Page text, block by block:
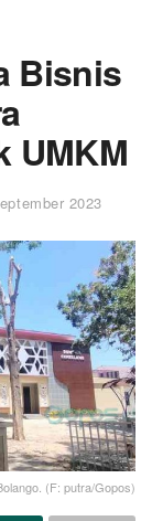
Bisnis
UMKM
2023
(F: putra/Gopos)